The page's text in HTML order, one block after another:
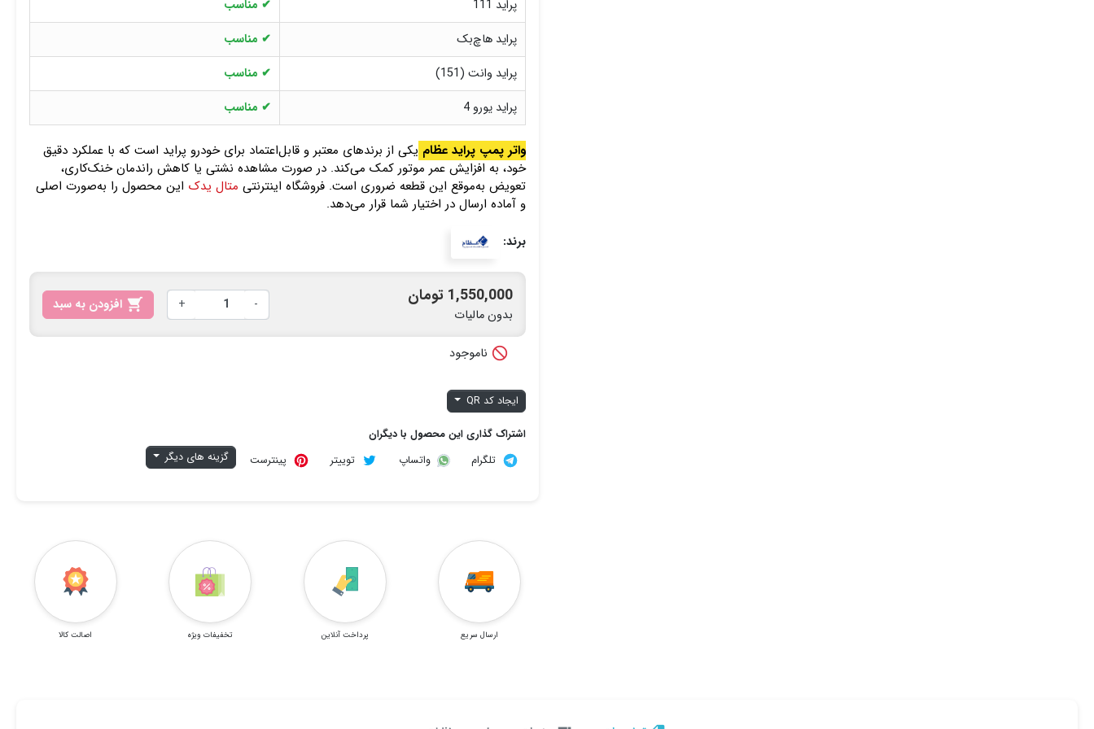
پراید 111
✔ مناسب
پراید هاچ‌بک
✔ مناسب
پراید وانت (151)
✔ مناسب
پراید یورو 4
✔ مناسب
واتر پمپ پراید عظام یکی از برندهای معتبر و قابل‌اعتماد برای خودرو پراید است که با عملکرد دقیق
خود، به افزایش عمر موتور کمک می‌کند. در صورت مشاهده نشتی یا کاهش راندمان خنک‌کاری،
تعویض به‌موقع این قطعه ضروری است. فروشگاه اینترنتی متال یدک این محصول را به‌صورت اصلی
و آماده ارسال در اختیار شما قرار می‌دهد.
برند:
1,550,000 تومان
بدون مالیات
-
+

 ناموجود
ایجاد کد QR
اشتراک گذاری این محصول با دیگران
تلگرام
واتساپ توییتر پینترست گزینه های دیگر
ارسال سریع پرداخت آنلاین تخفیفات ویژه اصالت کالا